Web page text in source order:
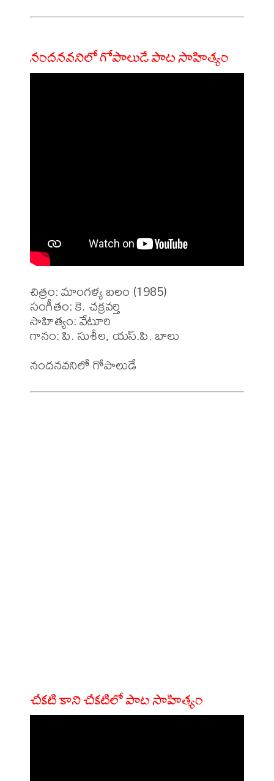
నందనవనిలో గోపాలుడే పాట సాహిత్యం
చిత్రం: మాంగళ్య బలం (1985)
సంగీతం: కె. చక్రవర్తి
సాహిత్యం: వేటూరి
గానం: పి. సుశీల, యస్.పి. బాలు
చీకటి కాని చీకటిలో పాట సాహిత్యం